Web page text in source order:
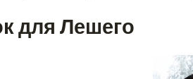
для Лешего